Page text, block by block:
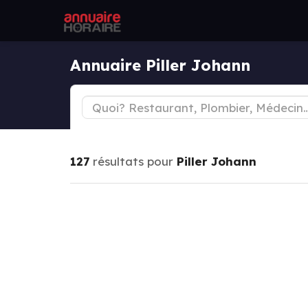
Annuaire Piller Johann
127 résultats pour Piller Johann